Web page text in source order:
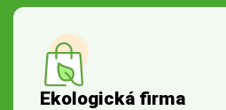
Ekologická firma